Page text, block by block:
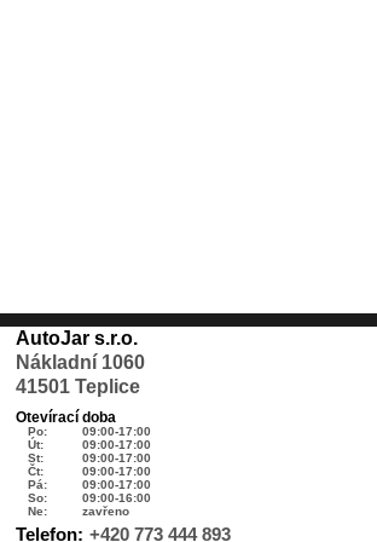
AutoJar s.r.o.
Nákladní 1060
41501 Teplice
Otevírací doba
Po:
09:00-17:00
Út:
09:00-17:00
St:
09:00-17:00
Čt:
09:00-17:00
Pá:
09:00-17:00
So:
09:00-16:00
Ne:
zavřeno
Telefon: +420 773 444 893